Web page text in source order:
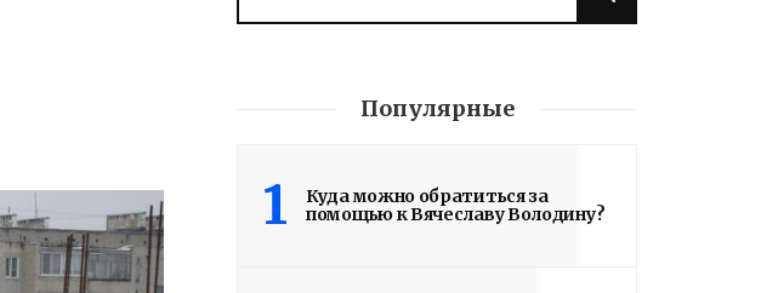
Популярные
1
Куда можно обратиться за
помощью к Вячеславу Володину?